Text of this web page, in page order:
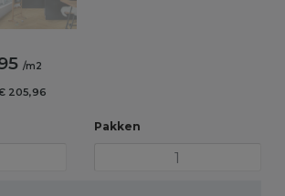
/m2
205,96
Pakken